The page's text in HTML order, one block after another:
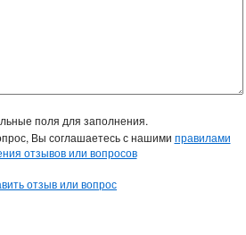
поля для заполнения.
Вы соглашаетесь с нашими правилами
отзывов или вопросов
отзыв или вопрос